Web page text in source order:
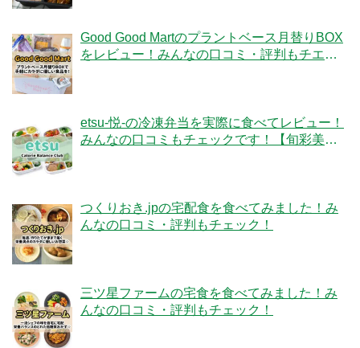
Good Good Martのプラントベース月替りBOX
をレビュー！みんなの口コミ・評判もチエッ
etsu-悦-の冷凍弁当を実際に食べてレビュー！
みんなの口コミもチェックです！【旬彩美
つくりおき.jpの宅配食を食べてみました！み
んなの口コミ・評判もチェック！
三ツ星ファームの宅食を食べてみました！み
んなの口コミ・評判もチェック！